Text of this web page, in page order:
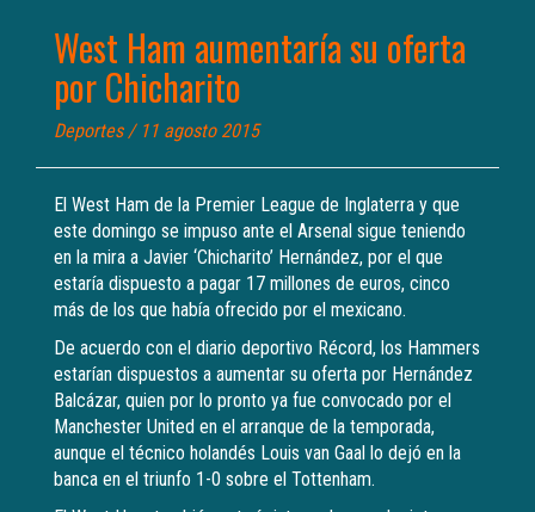
West Ham aumentaría su oferta
por Chicharito
Deportes/ 11 agosto 2015
El West Ham de la Premier League de Inglaterra y que
este domingo se impuso ante el Arsenal sigue teniendo
en la mira a Javier ‘Chicharito’ Hernández, por el que
estaría dispuesto a pagar 17 millones de euros, cinco
más de los que había ofrecido por el mexicano.
De acuerdo con el diario deportivo Récord, los Hammers
estarían dispuestos a aumentar su oferta por Hernández
Balcázar, quien por lo pronto ya fue convocado por el
Manchester United en el arranque de la temporada,
aunque el técnico holandés Louis van Gaal lo dejó en la
banca en el triunfo 1-0 sobre el Tottenham.